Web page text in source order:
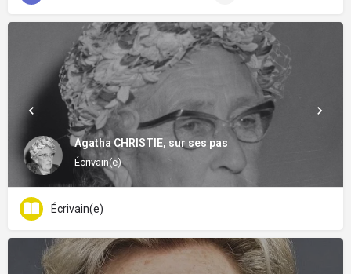
Agatha CHRISTIE, sur ses pas
Écrivain(e)
Écrivain(e)